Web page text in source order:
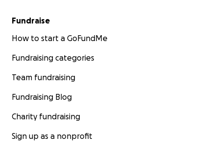
Fundraise
How to start a GoFundMe
Fundraising categories
Team fundraising
Fundraising Blog
Charity fundraising
Sign up as a nonprofit